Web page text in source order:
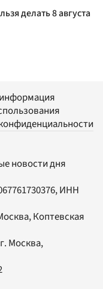
делать 8 августа
новости дня
ИНН
Коптевская
Москва,